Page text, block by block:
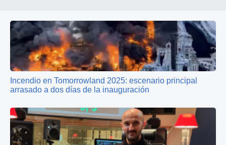
Incendio en Tomorrowland 2025: escenario principal
arrasado a dos días de la inauguración